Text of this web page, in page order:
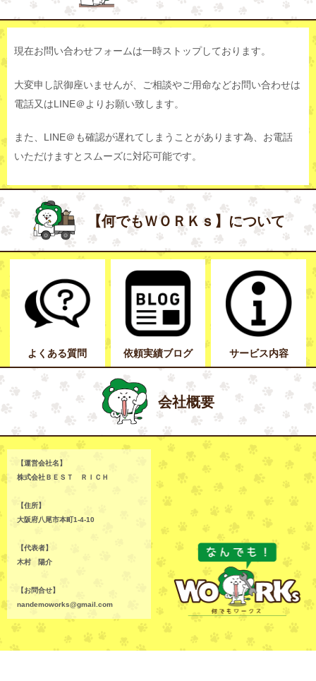
現在お問い合わせフォームは一時ストップしております。
大変申し訳御座いませんが、ご相談やご用命などお問い合わせは
電話又はLINE＠よりお願い致します。
また、LINE＠も確認が遅れてしまうことがあります為、お電話
いただけますとスムーズに対応可能です。
【何でもＷＯＲＫｓ】について
よくある質問 依頼実績ブログ サービス内容
会社概要
【運営会社名】
株式会社ＢＥＳＴ ＲＩＣＨ
【住所】
大阪府八尾市本町1-4-10
【代表者】
木村 陽介
【お問合せ】
nandemoworks@gmail.com